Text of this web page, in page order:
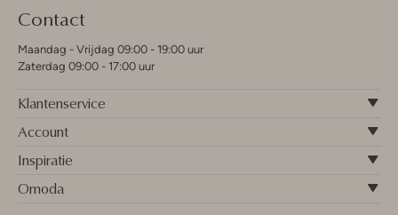
Contact
Maandag - Vrijdag 09:00 - 19:00 uur
Zaterdag 09:00 - 17:00 uur
Klantenservice
Account
Inspiratie
Omoda